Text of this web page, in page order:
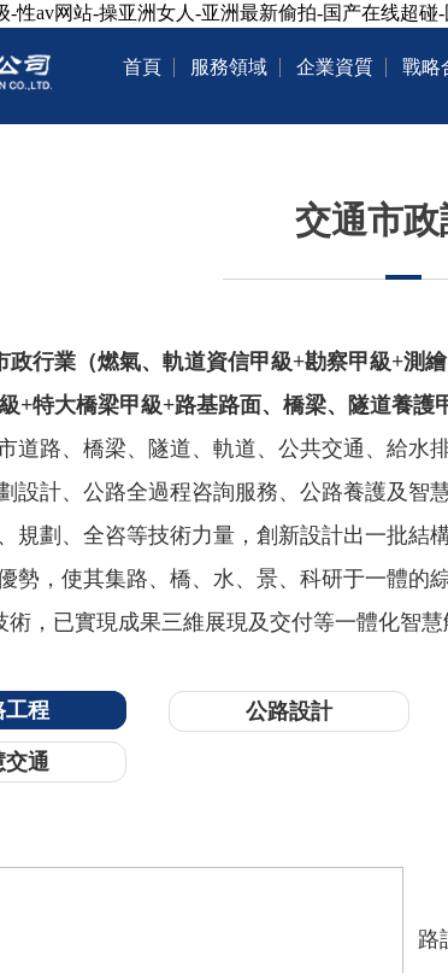
性av网站-操亚洲女人-亚洲最新偷拍-国产在线超
首頁 服務領域 企業資質 戰略
交通市
政行業（燃氣、軌道資信甲級+勘察甲級+測
+特大橋梁甲級+路基路面、橋梁、隧道養護
道路、橋梁、隧道、軌道、公共交通、給
設計、公路全過程咨詢服務、公路養護及
規劃、全咨等技術力量，創新設計出一批
勢，使其集路、橋、水、景、科研于一體的
，已實現成果三維展現及交付等一體化智
工程 公路設計
交通
路